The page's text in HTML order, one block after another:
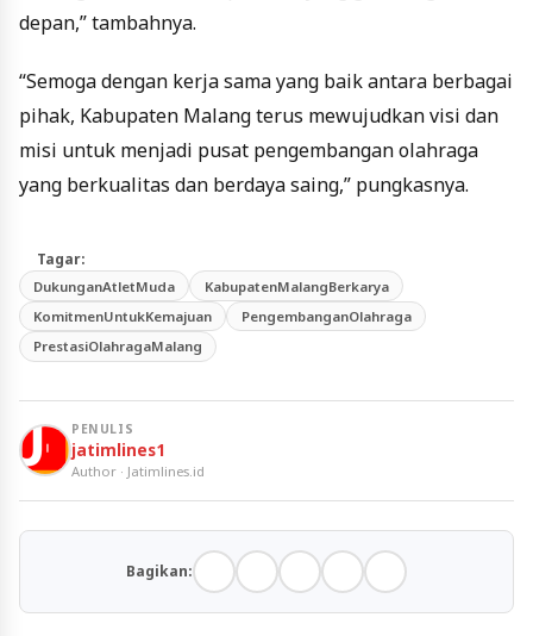
depan,” tambahnya.
“Semoga dengan kerja sama yang baik antara berbagai
pihak, Kabupaten Malang terus mewujudkan visi dan
misi untuk menjadi pusat pengembangan olahraga
yang berkualitas dan berdaya saing,” pungkasnya.
Tagar:
DukunganAtletMuda
KabupatenMalangBerkarya
KomitmenUntukKemajuan
PengembanganOlahraga
PrestasiOlahragaMalang
PENULIS
jatimlines1
Author · Jatimlines.id
Bagikan: